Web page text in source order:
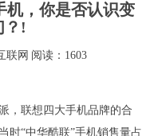
机，你是否认识变
？!
联网 阅读：1603
，联想四大手机品牌的合
时“中华酷联”手机销售量占